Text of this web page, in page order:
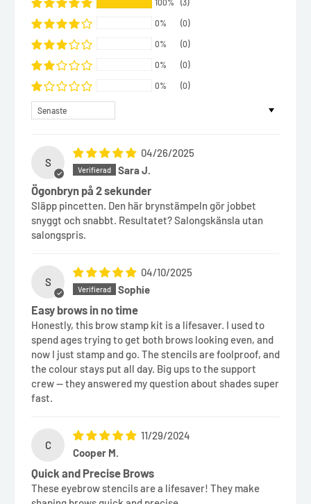
100% (3)
0% (0)
0% (0)
0% (0)
0% (0)
Sort by
S
04/26/2025
Sara J.
Ögonbryn på 2 sekunder
Släpp pincetten. Den här brynstämpeln gör jobbet
snyggt och snabbt. Resultatet? Salongskänsla utan
salongspris.
S
04/10/2025
Sophie
Easy brows in no time
Honestly, this brow stamp kit is a lifesaver. I used to
spend ages trying to get both brows looking even, and
now I just stamp and go. The stencils are foolproof, and
the colour stays put all day. Big ups to the support
crew — they answered my question about shades super
fast.
C
11/29/2024
Cooper M.
Quick and Precise Brows
These eyebrow stencils are a lifesaver! They make